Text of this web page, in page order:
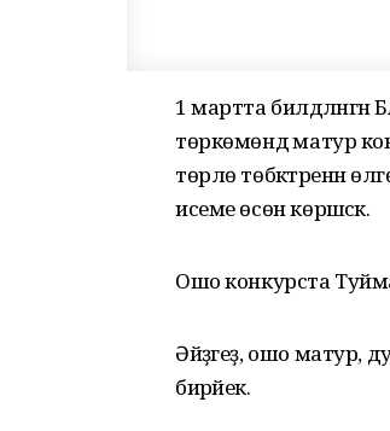
1 мартта
төркөмөндә матур
төрлө төбәктәренән
исеме өсөн көрәшәсәк.
Ошо конкурста
Әйҙәгеҙ, ошо матур,
бирәйек.